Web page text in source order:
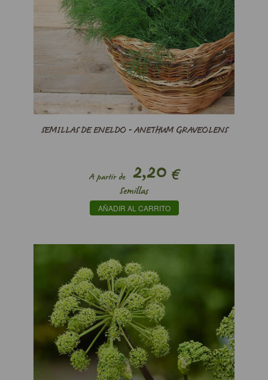
SEMILLAS DE ENELDO - ANETHUM GRAVEOLENS
A partir de2,20 €
Semillas
AÑADIR AL CARRITO